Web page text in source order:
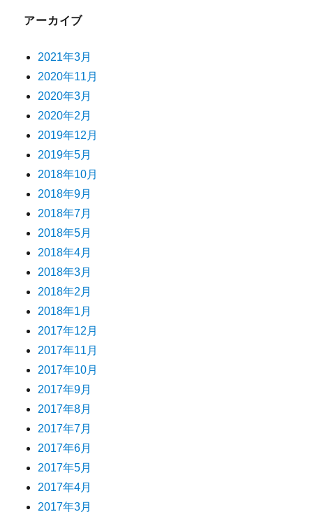
アーカイブ
2021年3月
2020年11月
2020年3月
2020年2月
2019年12月
2019年5月
2018年10月
2018年9月
2018年7月
2018年5月
2018年4月
2018年3月
2018年2月
2018年1月
2017年12月
2017年11月
2017年10月
2017年9月
2017年8月
2017年7月
2017年6月
2017年5月
2017年4月
2017年3月